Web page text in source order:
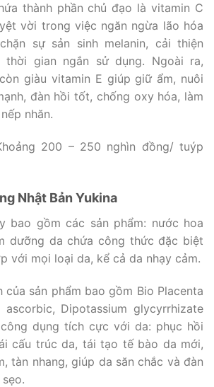
thành phần chủ đạo là vitamin C
vời trong việc ngăn ngừa lão hóa
sự sản sinh melanin, cải thiện
thời gian ngắn sử dụng. Ngoài ra,
giàu vitamin E giúp giữ ẩm, nuôi
đàn hồi tốt, chống oxy hóa, làm
nhăn.
200 – 250 nghìn đồng/ tuýp
Nhật Bản Yukina
bao gồm các sản phẩm: nước hoa
dưỡng da chứa công thức đặc biệt
với mọi loại da, kể cả da nhạy cảm.
của sản phẩm bao gồm Bio Placenta
Dipotassium glycyrrhizate
dụng tích cực với da: phục hồi
cấu trúc da, tái tạo tế bào da mới,
tàn nhang, giúp da săn chắc và đàn